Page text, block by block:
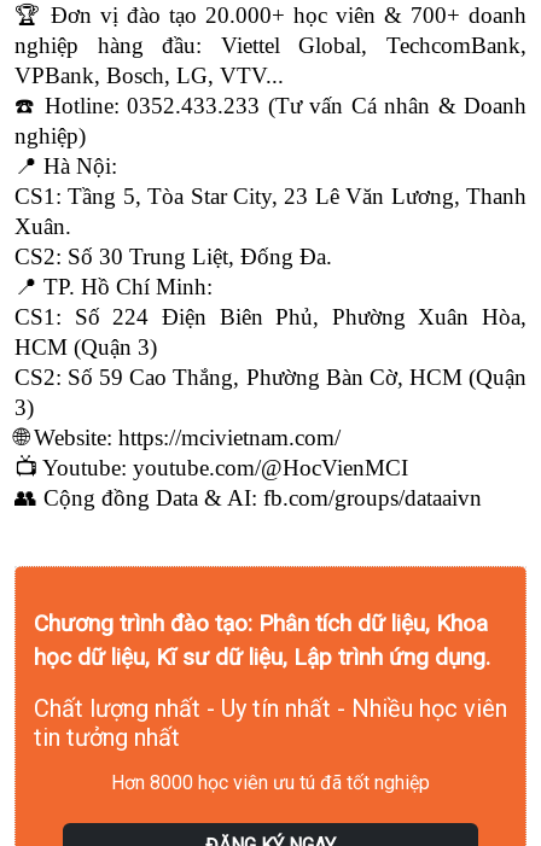
🏆 Đơn vị đào tạo 20.000+ học viên & 700+ doanh
nghiệp hàng đầu: Viettel Global, TechcomBank,
VPBank, Bosch, LG, VTV...
☎️ Hotline: 0352.433.233 (Tư vấn Cá nhân & Doanh
nghiệp)
📍 Hà Nội:
CS1: Tầng 5, Tòa Star City, 23 Lê Văn Lương, Thanh
Xuân.
CS2: Số 30 Trung Liệt, Đống Đa.
📍 TP. Hồ Chí Minh:
CS1: Số 224 Điện Biên Phủ, Phường Xuân Hòa,
HCM (Quận 3)
CS2: Số 59 Cao Thắng, Phường Bàn Cờ, HCM (Quận
3)
🌐 Website: https://mcivietnam.com/
📺 Youtube: youtube.com/@HocVienMCI
👥 Cộng đồng Data & AI: fb.com/groups/dataaivn
Chương trình đào tạo: Phân tích dữ liệu, Khoa
học dữ liệu, Kĩ sư dữ liệu, Lập trình ứng dụng.
Chất lượng nhất - Uy tín nhất - Nhiều học viên
tin tưởng nhất
Hơn 8000 học viên ưu tú đã tốt nghiệp